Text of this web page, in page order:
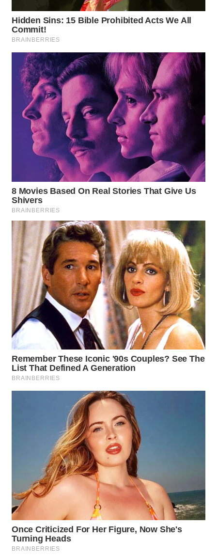
WN
LANGKAT
WN
TAPANULI
SELATAN
WN
TANJUNG
LESUNG
WN
KARO
SIMALUNGUN
WN
LABUHANBATU
WN
TAPANULI
TENGAH
WN DELI
SERDANG
TEBING
WN
PAKPAK
WN
BOGOR
WN
DEPOK